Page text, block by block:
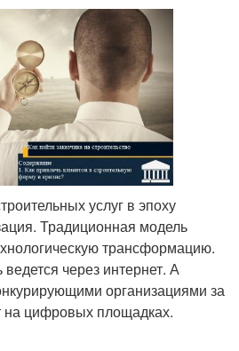
услуг в эпоху
Традиционная модель
трансформацию.
через интернет. А
организациями за
на цифровых площадках.